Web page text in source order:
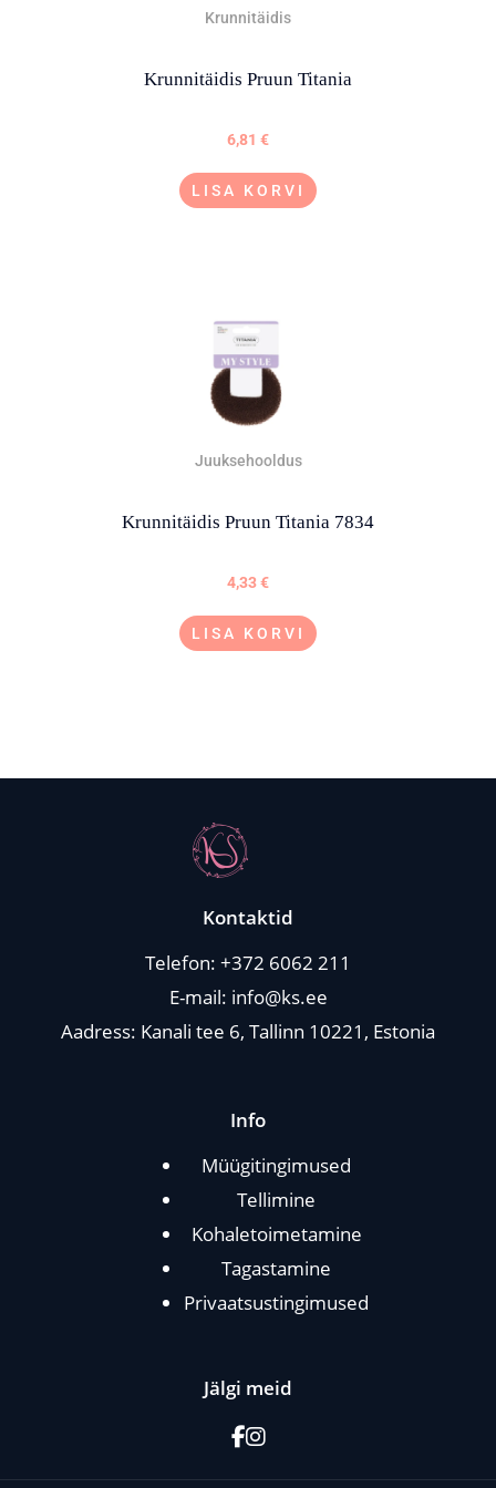
Krunnitäidis
Krunnitäidis Pruun Titania
6,81 €
LISA KORVI
Juuksehooldus
Krunnitäidis Pruun Titania 7834
4,33€
LISA KORVI
Kontaktid
Telefon: +372 6062 211
E-mail: info@ks.ee
Aadress: Kanali tee 6, Tallinn 10221, Estonia
Info
Müügitingimused
Tellimine
Kohaletoimetamine
Tagastamine
Privaatsustingimused
Jälgi meid